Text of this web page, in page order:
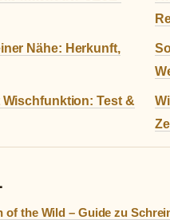
Nähe: Herkunft,
Test &
of the Wild – Guide zu